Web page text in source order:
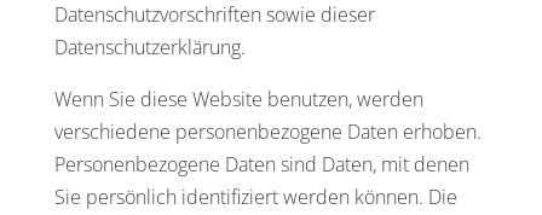
Datenschutzvorschriften sowie dieser
Datenschutzerklärung.
Wenn Sie diese Website benutzen, werden
verschiedene personenbezogene Daten erhoben.
Personenbezogene Daten sind Daten, mit denen
Sie persönlich identifiziert werden können. Die